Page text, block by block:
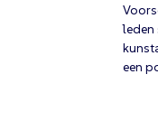
leden
een